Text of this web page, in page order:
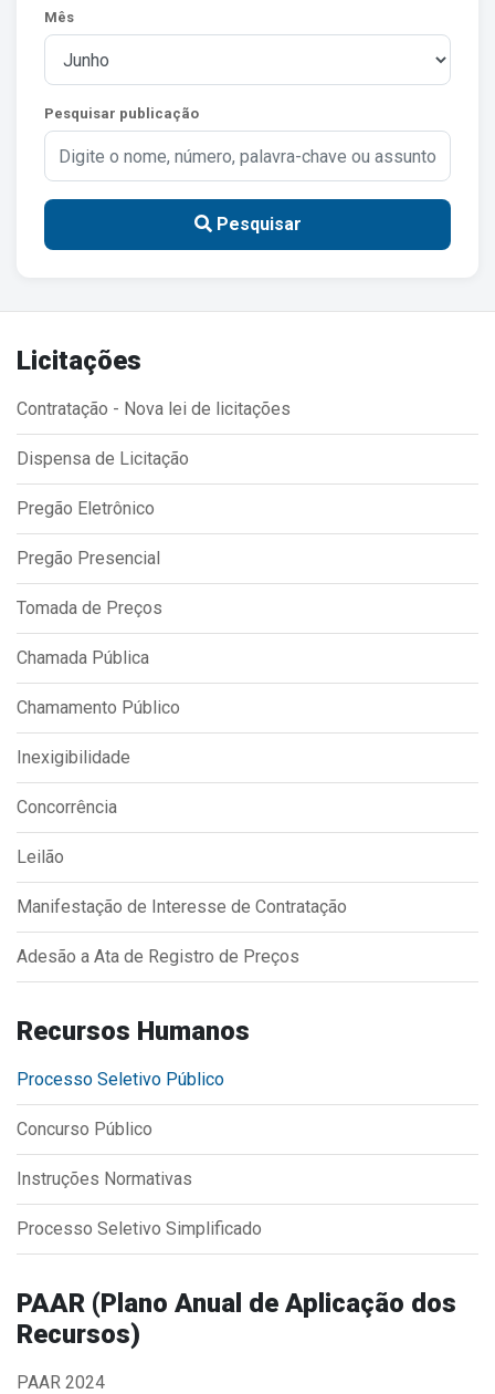
Estrutura Organizacional
Administração
Agricultura e Meio Ambiente
Assistência Social
Saúde
Serviços
IPTU 2026
Nota Fiscal Eletrônica
Ouvidoria
Portal do Servidor
Publicações
Diário Oficial (Novo)
Diário Oficial (Até 30/04)
Seletivo Simplificado
Instruções Normativas
Dispensas e Inexigibilidades
Chamamentos Públicos
Leis, Decretos e Portarias
Transparência
Portal da Transparência
Mês
Pesquisar publicação
Pesquisar
Licitações
Contratação - Nova lei de licitações
Dispensa de Licitação
Pregão Eletrônico
Pregão Presencial
Tomada de Preços
Chamada Pública
Chamamento Público
Inexigibilidade
Concorrência
Leilão
Manifestação de Interesse de Contratação
Adesão a Ata de Registro de Preços
Recursos Humanos
Processo Seletivo Público
Concurso Público
Instruções Normativas
Processo Seletivo Simplificado
PAAR (Plano Anual de Aplicação dos
Recursos)
PAAR 2024